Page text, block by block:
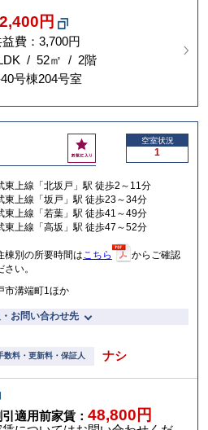
円
益費：3,700円
/ 52㎡ / 2階
号棟204号室
お
気
入
り
空室状況
1
東上線「北坂戸」駅 徒歩2～11分
東上線「坂戸」駅 徒歩23～34分
東上線「若葉」駅 徒歩41～49分
東上線「高坂」駅 徒歩47～52分
別の所要時間はこちら
からご確認
さい。
市溝端町1ほか
お問い合わせ先
数料・更新料・保証人 ナシ
引適用前家賃：48,800円